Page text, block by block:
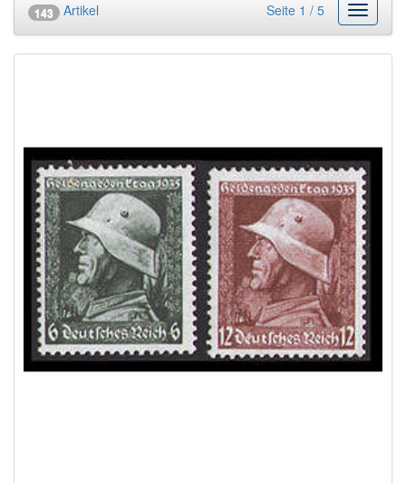
Seite 1 / 5
143 Artikel